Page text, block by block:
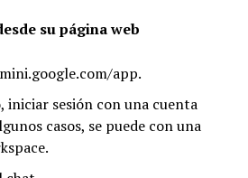
su página web
app.
iniciar sesión con una cuenta
casos, se puede con una